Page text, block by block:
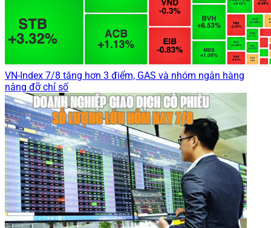
VN-Index 7/8 tăng hơn 3 điểm, GAS và nhóm ngân hàng
nâng đỡ chỉ số